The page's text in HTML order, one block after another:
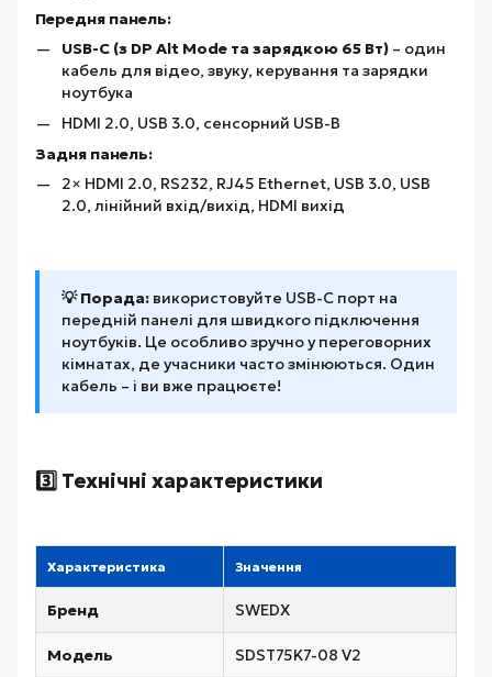
Передня панель:
USB-C (з DP Alt Mode та зарядкою 65 Вт) – один
кабель для відео, звуку, керування та зарядки
ноутбука
HDMI 2.0, USB 3.0, сенсорний USB-B
Задня панель:
2× HDMI 2.0, RS232, RJ45 Ethernet, USB 3.0, USB
2.0, лінійний вхід/вихід, HDMI вихід
💡 Порада: використовуйте USB-C порт на
передній панелі для швидкого підключення
ноутбуків. Це особливо зручно у переговорних
кімнатах, де учасники часто змінюються. Один
кабель – і ви вже працюєте!
3️⃣ Технічні характеристики
Характеристика Значення
Бренд SWEDX
Модель SDST75K7-08 V2